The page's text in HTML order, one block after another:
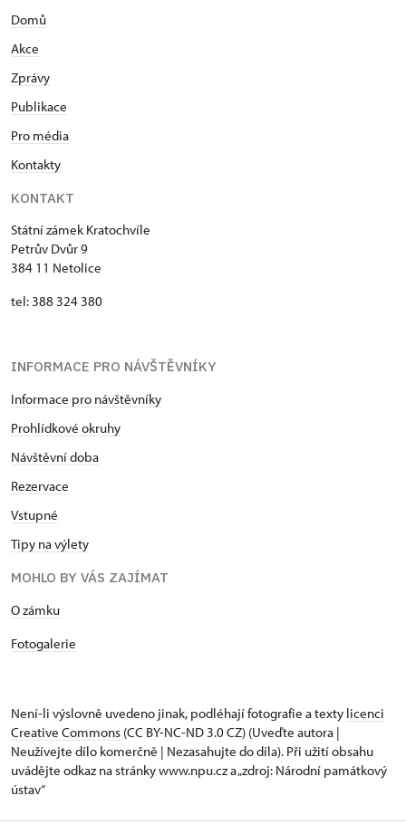
Domů
Akce
Zprávy
Publikace
Pro média
Kontakty
KONTAKT
Státní zámek Kratochvíle
Petrův Dvůr 9
384 11 Netolice
tel: 388 324 380
INFORMACE PRO NÁVŠTĚVNÍKY
Informace pro návštěvníky
Prohlídkové okruhy
Návštěvní doba
Rezervace
Vstupné
Tipy na výlety
MOHLO BY VÁS ZAJÍMAT
​​​​​​O zámku
Fotogalerie
Není-li výslovně uvedeno jinak, podléhají fotografie a texty licenci
Creative Commons (CC BY-NC-ND 3.0 CZ) (Uveďte autora |
Neužívejte dílo komerčně | Nezasahujte do díla). Při užití obsahu
uvádějte odkaz na stránky www.npu.cz a „zdroj: Národní památkový
ústav“